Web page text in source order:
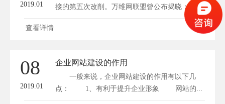
2019.01
接的第五次改削。万维网联盟曾公布揭晓：
HTML5是...
查看详情
08
2019.01
企业网站建设的作用
一般来说，企业网站建设的作用有以下几
点： 1、有利于提升企业形象 网站的...